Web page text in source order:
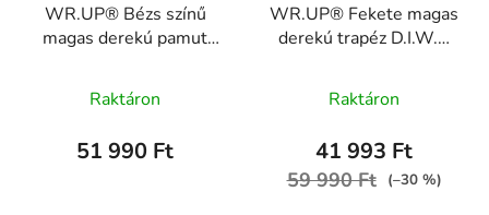
WR.UP® Bézs színű
magas derekú pamut
derekú RE(MOVE)
WRUP2HF327, M35
Raktáron
51 990 Ft
WR.UP® Fekete magas
derekú trapéz D.I.W.O
WRUP11HF2526, N
Raktáron
41 993 Ft
59 990 Ft (–30 %)